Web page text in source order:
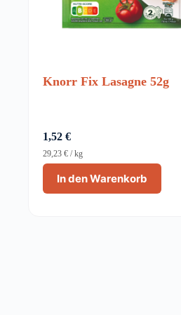
Knorr Fix Lasagne 52g
1,52 €
In den Warenkorb
29,23 € /kg